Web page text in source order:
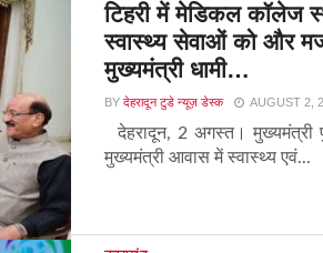
टिहरी में मेडिकल कॉलेज
स्वास्थ्य सेवाओं को और
मुख्यमंत्री धामी…
BY देहरादून टुडे न्यूज़ डेस्क AUGUST 2,
देहरादून, 2 अगस्त। मुख्यमंत्री
मुख्यमंत्री आवास में स्वास्थ्य एवं...